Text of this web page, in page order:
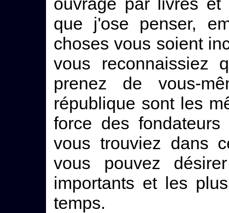
que j'ose penser,
choses vous soient
vous reconnaissiez
prenez de vous-
république sont les
force des
vous trouviez dans
vous pouvez
importants et les
temps.